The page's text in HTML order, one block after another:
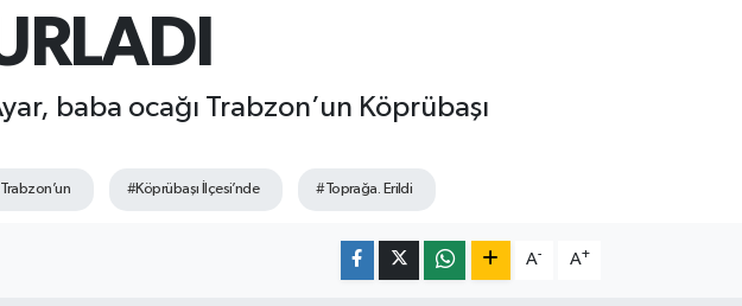
BİST100 14.598,00 %0
BITCOIN 79.591,74 %-1.82
baba ocağı Trabzon’un Köprübaşı
#Köprübaşı İlçesi’nde #Toprağa. Erildi
A- A+